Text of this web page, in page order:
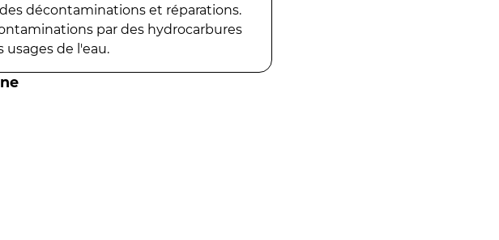
décontaminations et réparations.
par des hydrocarbures
usages de l'eau.